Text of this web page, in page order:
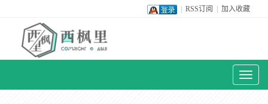
RSS订阅 加入收藏
Toggle